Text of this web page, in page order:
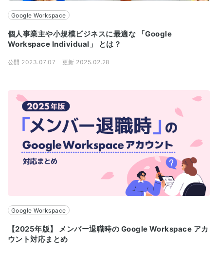
Google Workspace
個人事業主や小規模ビジネスに最適な 「Google
Workspace Individual」 とは？
公開 2023.07.07 更新 2025.02.28
Google Workspace
【2025年版】 メンバー退職時の Google Workspace アカ
ウント対応まとめ